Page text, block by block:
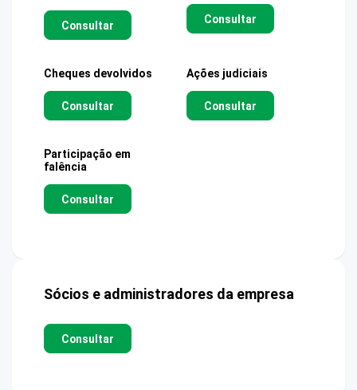
Consultar Consultar
Cheques devolvidos
Consultar
Ações judiciais
Consultar
Participação em
falência
Consultar
Sócios e administradores da empresa
Consultar